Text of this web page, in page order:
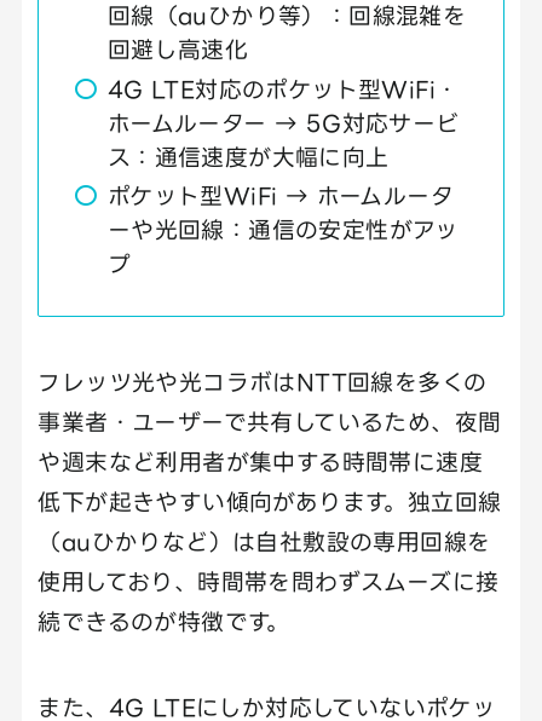
回線（auひかり等）：回線混雑を
回避し高速化
4G LTE対応のポケット型WiFi・
ホームルーター → 5G対応サービ
ス：通信速度が大幅に向上
ポケット型WiFi → ホームルータ
ーや光回線：通信の安定性がアッ
プ
フレッツ光や光コラボはNTT回線を多くの
事業者・ユーザーで共有しているため、夜間
や週末など利用者が集中する時間帯に速度
低下が起きやすい傾向があります。独立回線
（auひかりなど）は自社敷設の専用回線を
使用しており、時間帯を問わずスムーズに接
続できるのが特徴です。
また、4G LTEにしか対応していないポケッ